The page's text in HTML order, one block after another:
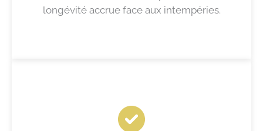
longévité accrue face aux intempéries.